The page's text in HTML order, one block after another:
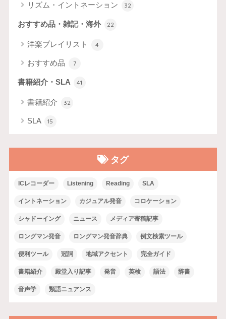
リズム・イントネーション 32
おすすめ品・雑記・海外 22
洋楽プレイリスト 4
おすすめ品 7
書籍紹介・SLA 41
書籍紹介 32
SLA 15
タグ
ICレコーダー Listening Reading SLA
イントネーション カジュアル発音 コロケーション
シャドーイング ニュース メディア寄稿記事
ロングマン発音 ロングマン発音辞典 例文検索ツール
便利ツール 冠詞 地域アクセント 完全ガイド
書籍紹介 殿堂入り記事 発音 英検 語法 辞書
音声学 類語ニュアンス